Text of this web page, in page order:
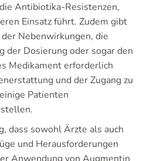
Antibiotika-Resistenzen,
Einsatz führt. Zudem gibt
Nebenwirkungen, die
der Dosierung oder sogar den
Medikament erforderlich
und der Zugang zu
Patienten
dass sowohl Ärzte als auch
und Herausforderungen